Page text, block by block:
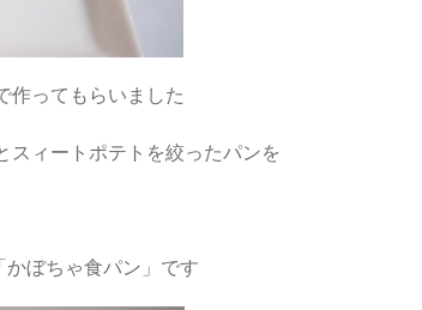
作ってもらいました
スィートポテトを絞ったパンを
ぼちゃ食パン」です